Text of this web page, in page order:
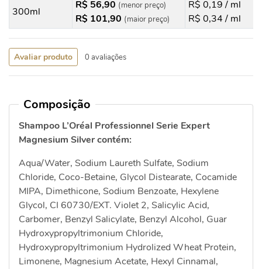
300ml
R$ 56,90 (menor preço)
R$ 101,90 (maior preço)
R$ 0,19 / ml
R$ 0,34 / ml
Avaliar produto 0 avaliações
Composição
Shampoo L’Oréal Professionnel Serie Expert
Magnesium Silver contém:
Aqua/Water, Sodium Laureth Sulfate, Sodium
Chloride, Coco-Betaine, Glycol Distearate, Cocamide
MIPA, Dimethicone, Sodium Benzoate, Hexylene
Glycol, CI 60730/EXT. Violet 2, Salicylic Acid,
Carbomer, Benzyl Salicylate, Benzyl Alcohol, Guar
Hydroxypropyltrimonium Chloride,
Hydroxypropyltrimonium Hydrolized Wheat Protein,
Limonene, Magnesium Acetate, Hexyl Cinnamal,